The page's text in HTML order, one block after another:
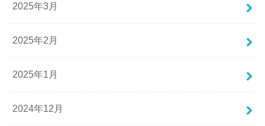
2025年3月
2025年2月
2025年1月
2024年12月